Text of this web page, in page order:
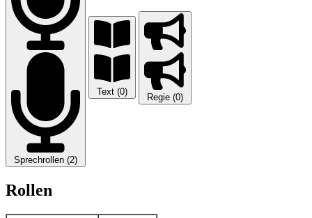
Sprechrollen (2)
Text (0) Regie (0)
Rollen